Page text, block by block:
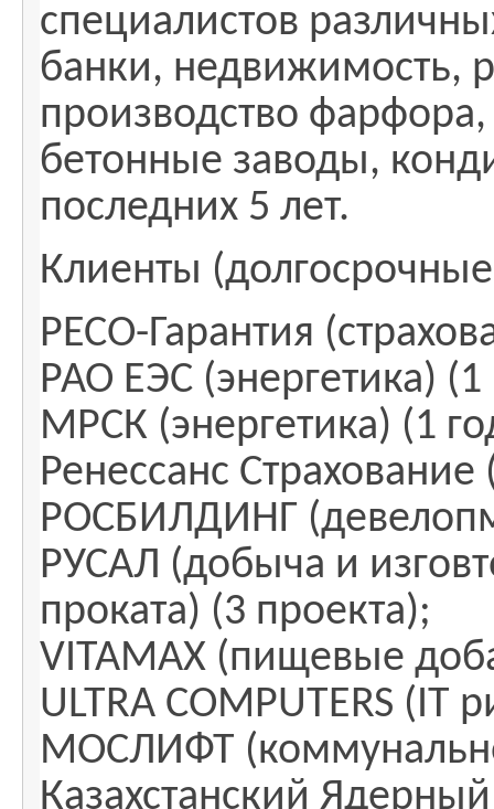
специалистов
банки, недвижимость,
производство
бетонные заводы,
последних 5 лет.
Клиенты
РЕСО-Гарантия
РАО ЕЭС (энергетика) (1
МРСК (энергетика) (1
Ренессанс Страхование
РОСБИЛДИНГ
РУСАЛ (добыча и
проката) (3 проекта);
VITAMAX (пищевые
ULTRA COMPUTERS (IT
МОСЛИФТ
Казахстанский